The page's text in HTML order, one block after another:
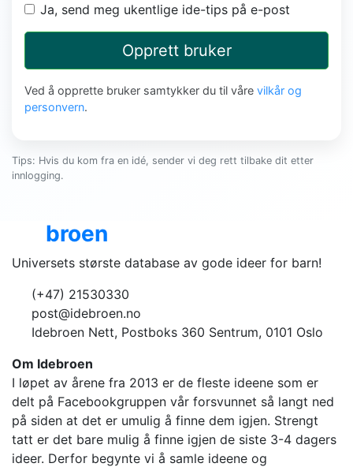
Ja, send meg ukentlige ide-tips på e-post
Opprett bruker
Ved å opprette bruker samtykker du til våre vilkår og
personvern.
Tips: Hvis du kom fra en idé, sender vi deg rett tilbake dit etter
innlogging.
broen
Universets største database av gode ideer for barn!
(+47) 21530330
post@idebroen.no
Idebroen Nett, Postboks 360 Sentrum, 0101 Oslo
Om Idebroen
I løpet av årene fra 2013 er de fleste ideene som er
delt på Facebookgruppen vår forsvunnet så langt ned
på siden at det er umulig å finne dem igjen. Strengt
tatt er det bare mulig å finne igjen de siste 3-4 dagers
ideer. Derfor begynte vi å samle ideene og